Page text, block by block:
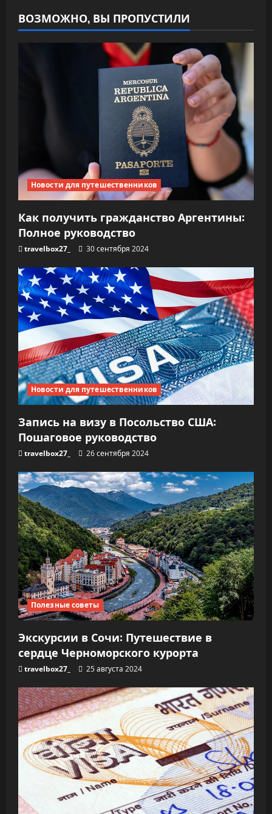
ВОЗМОЖНО, ВЫ ПРОПУСТИЛИ
Новости для путешественников
Как получить гражданство Аргентины:
Полное руководство
travelbox27_ 30 сентября 2024
Новости для путешественников
Запись на визу в Посольство США:
Пошаговое руководство
travelbox27_ 26 сентября 2024
Полезные советы
Экскурсии в Сочи: Путешествие в
сердце Черноморского курорта
travelbox27_ 25 августа 2024